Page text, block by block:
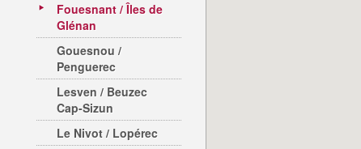
Fouesnant / Îles de
Glénan
Gouesnou /
Penguerec
Lesven / Beuzec
Cap-Sizun
Le Nivot / Lopérec